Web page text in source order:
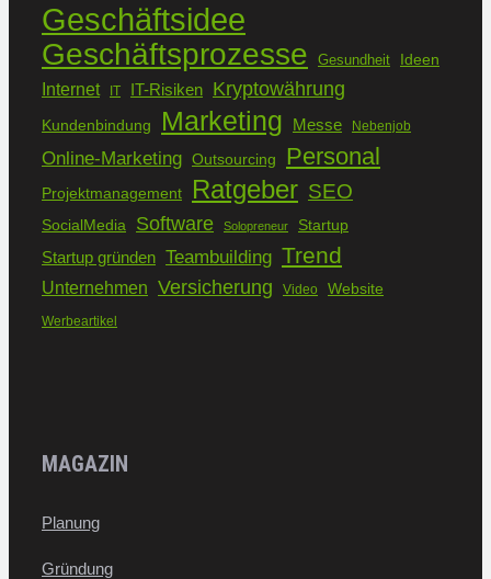
Geschäftsidee
Geschäftsprozesse Gesundheit Ideen
Internet IT IT-Risiken Kryptowährung
Kundenbindung Marketing Messe Nebenjob
Online-Marketing Outsourcing Personal
Projektmanagement Ratgeber SEO
SocialMedia Software Solopreneur Startup
Startup gründen Teambuilding Trend
Unternehmen Versicherung Video Website
Werbeartikel
MAGAZIN
Planung
Gründung